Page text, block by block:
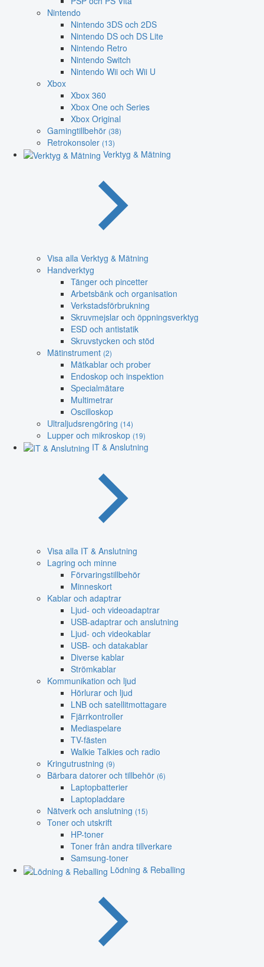
Nintendo
Nintendo 3DS och 2DS
Nintendo DS och DS Lite
Nintendo Retro
Nintendo Switch
Nintendo Wii och Wii U
Xbox
Xbox 360
Xbox One och Series
Xbox Original
Gamingtillbehör (38)
Retrokonsoler (13)
Verktyg & Mätning
Visa alla Verktyg & Mätning
Handverktyg
Tänger och pincetter
Arbetsbänk och organisation
Verkstadsförbrukning
Skruvmejslar och öppningsverktyg
ESD och antistatik
Skruvstycken och stöd
Mätinstrument (2)
Mätkablar och prober
Endoskop och inspektion
Specialmätare
Multimetrar
Oscilloskop
Ultraljudsrengöring (14)
Lupper och mikroskop (19)
IT & Anslutning
Visa alla IT & Anslutning
Lagring och minne
Förvaringstillbehör
Minneskort
Kablar och adaptrar
Ljud- och videoadaptrar
USB-adaptrar och anslutning
Ljud- och videokablar
USB- och datakablar
Diverse kablar
Strömkablar
Kommunikation och ljud
Hörlurar och ljud
LNB och satellitmottagare
Fjärrkontroller
Mediaspelare
TV-fästen
Walkie Talkies och radio
Kringutrustning (9)
Bärbara datorer och tillbehör (6)
Laptopbatterier
Laptopladdare
Nätverk och anslutning (15)
Toner och utskrift
HP-toner
Toner från andra tillverkare
Samsung-toner
Lödning & Reballing